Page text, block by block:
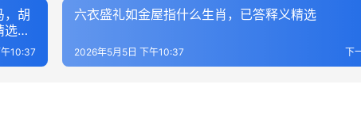
，胡
解
10:37
六衣盛礼如金屋指什么生肖，已答释义精选
下
2026年5月5日 下午10:37